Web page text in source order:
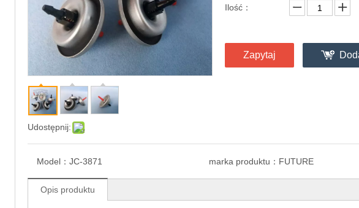
Udostępnij:
Ilość：
Zapytaj
Model： JC-3871 marka produktu： FUTURE
Opis produktu